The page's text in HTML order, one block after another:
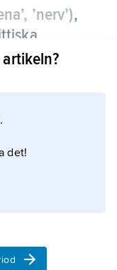
’nerv’),
psykoser,
insikt som
det!